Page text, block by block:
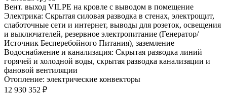
Вент. выход VILPE на кровле с выводом в помещение
Электрика: Скрытая силовая разводка в стенах, электрощит,
слаботочные сети и интернет, выводы для розеток, освещения
и выключателей, резервное электропитание (Генератор/
Источник Бесперебойного Питания), заземление
Водоснабжение и канализация: Скрытая разводка линий
горячей и холодной воды, скрытая разводка канализации и
фановой вентиляции
Отопление: электрические конвекторы
12 930 352 ₽